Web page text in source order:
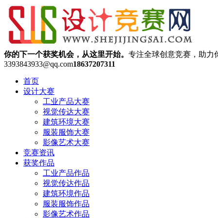
你的下一个获奖机会，从这里开始。 专注全球创意竞赛，助力
3393843933@qq.com18637207311
首页
设计大赛
工业产品大赛
视觉传达大赛
建筑环境大赛
服装服饰大赛
影像艺术大赛
竞赛资讯
获奖作品
工业产品作品
视觉传达作品
建筑环境作品
服装服饰作品
影像艺术作品